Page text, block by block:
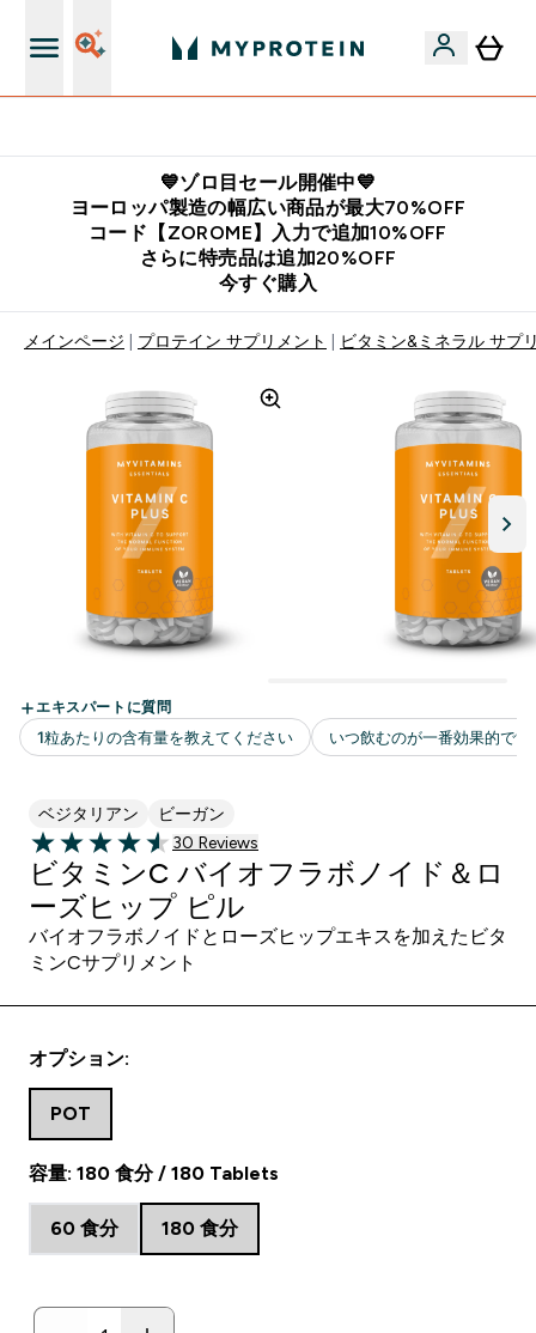
💙ゾロ目セール開催中💙
ヨーロッパ製造の幅広い商品が最大70%OFF
コード【ZOROME】入力で追加10%OFF
さらに特売品は追加20%OFF
今すぐ購入
メインページ プロテイン サプリメント ビタミン&ミネラル サプ
ベジタリアン ビーガン
4.53 out of 5 stars
30 ＋件の口コミ
30 Reviews
ビタミンC バイオフラボノイド＆ロ
ーズヒップ ピル
バイオフラボノイドとローズヒップエキスを加えたビタ
ミンCサプリメント
容量: 180 食分 / 180 Tablets
60 食分 180 食分
オプション:
POT